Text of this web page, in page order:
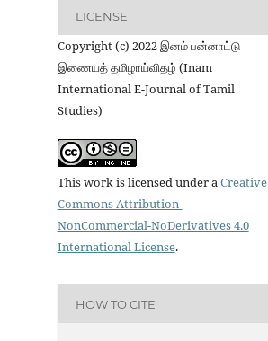
LICENSE
Copyright (c) 2022 இனம் பன்னாட்டு
இணையத் தமிழாய்விதழ் (Inam
International E-Journal of Tamil
Studies)
This work is licensed under aCreative
Commons Attribution-
NonCommercial-NoDerivatives 4.0
International License.
HOW TO CITE